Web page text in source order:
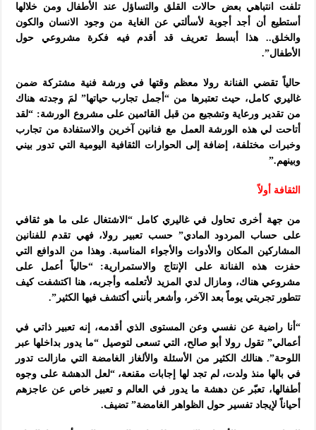
تلفت انتباهي بعض حالات القلق والتساؤل عند الأطفال ومن خلالها
أستطيع أن أجد أجوبة لأسألتي عن الغاية من وجود الانسان والكون
والخلق.. هذا أبسط تعريف قد أقدم فيه فكرة مشروعي حول
الأطفال”.
حالياً تقضي الفنانة رولا معظم وقتها في ورشة فنية مشتركة ضمن
غاليري كامل، حيث تعتبرها من “أجمل تجارب حياتها” لمَ وجدته هناك
من تقدير ورعاية وتشجيع من قبل القائمين على مشروع الورشة: “لقد
أتاحت لي هذه الورشة العمل مع فنانين آخرين والاستفادة من تجارب
وخبرات مختلفة، إضافة إلى الحوارات الثقافية اليومية التي تدور بيني
وبينهم.”
الثقافة أولاً
من جهة أخرى تحاول في غاليري كامل “الاشتغال على ما هو ثقافي
على حساب المردود المادي” حسب تعبير رولا، فهي تقدم للفنانين
المشاركين المكان والأدوات والأجواء المناسبة. وهذا من الدوافع التي
حفزت هذه الفنانة على الإنتاج والاستمرارية: “حالياً أعمل على
مشروعي هناك، ومازال لدي المزيد لأتعلمه وأجربه، هنا اكتشفت كيف
تتطور تجربتي يوماً بعد الآخر، وأشعر بأنني أكتشف فيها الكثير”.
“أنا راضية عن نفسي وعن المستوى الذي أقدمه، إنه تعبير ذاتي في
أعمالي” تقول رولا أبو صالح، التي تسعى لتوصيل “ما يدور بداخلها عبر
اللوحة”. هنالك الكثير من الأسئلة والألغاز الغامضة التي مازالت تدور
في بالها منذ ولدت، لم تجد لها إجابات مقنعة، “لعل الدهشة على وجوه
أطفالها، تعبّر عن دهشة ما يدور في العالم و تعبير خاص عن عاجزهم
أحياناً لإيجاد تفسير حول الظواهر الغامضة” تضيف.